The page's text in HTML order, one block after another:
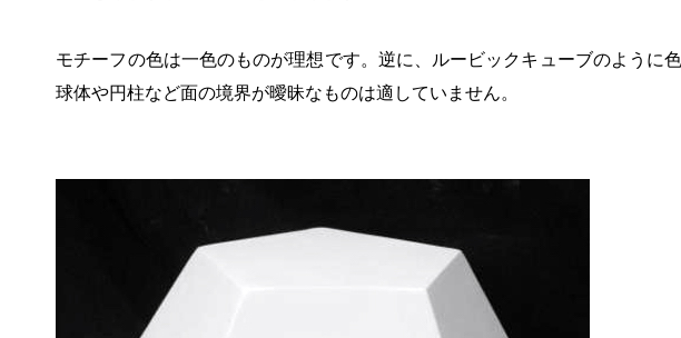
モチーフの色は一色のものが理想です。逆に、ルービックキューブのように色
球体や円柱など面の境界が曖昧なものは適していません。